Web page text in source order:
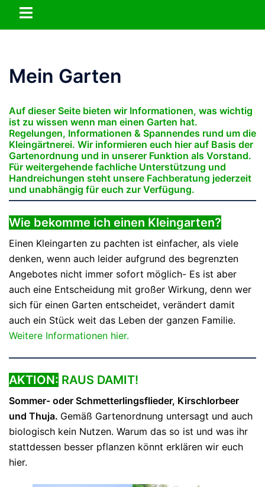
Menü
Mein Garten
Auf dieser Seite bieten wir Informationen, was wichtig
ist zu wissen wenn man einen Garten hat.
Regelungen, Informationen & Spannendes rund um die
Kleingärtnerei. Wir informieren euch hier auf Basis der
Gartenordnung und in unserer Funktion als Vorstand.
Für weitergehende fachliche Unterstützung und
Handreichungen steht unsere Fachberatung jederzeit
und unabhängig für euch zur Verfügung.
Wie bekomme ich einen Kleingarten?
Einen Kleingarten zu pachten ist einfacher, als viele
denken, wenn auch leider aufgrund des begrenzten
Angebotes nicht immer sofort möglich- Es ist aber
auch eine Entscheidung mit großer Wirkung, denn wer
sich für einen Garten entscheidet, verändert damit
auch ein Stück weit das Leben der ganzen Familie.
Weitere Informationen hier.
AKTION: RAUS DAMIT!
Sommer- oder Schmetterlingsflieder, Kirschlorbeer
und Thuja. Gemäß Gartenordnung untersagt und auch
biologisch kein Nutzen. Warum das so ist und was ihr
stattdessen besser pflanzen könnt erklären wir euch
hier.